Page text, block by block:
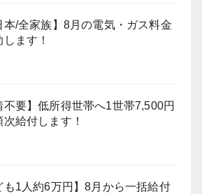
本/全家族】8月の電気・ガス料金
します！
不要】低所得世帯へ1世帯7,500円
給付します！
も1人約6万円】8月から一括給付